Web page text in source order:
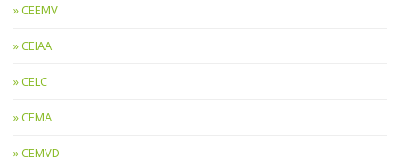
CEEMV
CEIAA
CELC
CEMA
CEMVD